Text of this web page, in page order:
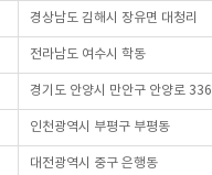
경상남도 김해시 장유면 대청리
전라남도 여수시 학동
경기도 안양시 만안구 안양로 336
인천광역시 부평구 부평동
대전광역시 중구 은행동